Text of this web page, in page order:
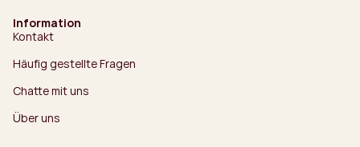
Information
Kontakt
Häufig gestellte Fragen
Chatte mit uns
Über uns